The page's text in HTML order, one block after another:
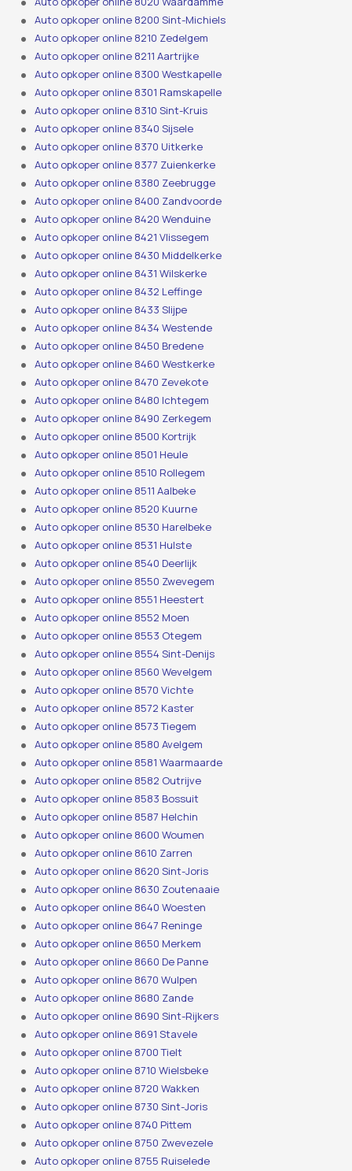
Auto opkoper online 8200 Sint-Michiels
Auto opkoper online 8210 Zedelgem
Auto opkoper online 8211 Aartrijke
Auto opkoper online 8300 Westkapelle
Auto opkoper online 8301 Ramskapelle
Auto opkoper online 8310 Sint-Kruis
Auto opkoper online 8340 Sijsele
Auto opkoper online 8370 Uitkerke
Auto opkoper online 8377 Zuienkerke
Auto opkoper online 8380 Zeebrugge
Auto opkoper online 8400 Zandvoorde
Auto opkoper online 8420 Wenduine
Auto opkoper online 8421 Vlissegem
Auto opkoper online 8430 Middelkerke
Auto opkoper online 8431 Wilskerke
Auto opkoper online 8432 Leffinge
Auto opkoper online 8433 Slijpe
Auto opkoper online 8434 Westende
Auto opkoper online 8450 Bredene
Auto opkoper online 8460 Westkerke
Auto opkoper online 8470 Zevekote
Auto opkoper online 8480 Ichtegem
Auto opkoper online 8490 Zerkegem
Auto opkoper online 8500 Kortrijk
Auto opkoper online 8501 Heule
Auto opkoper online 8510 Rollegem
Auto opkoper online 8511 Aalbeke
Auto opkoper online 8520 Kuurne
Auto opkoper online 8530 Harelbeke
Auto opkoper online 8531 Hulste
Auto opkoper online 8540 Deerlijk
Auto opkoper online 8550 Zwevegem
Auto opkoper online 8551 Heestert
Auto opkoper online 8552 Moen
Auto opkoper online 8553 Otegem
Auto opkoper online 8554 Sint-Denijs
Auto opkoper online 8560 Wevelgem
Auto opkoper online 8570 Vichte
Auto opkoper online 8572 Kaster
Auto opkoper online 8573 Tiegem
Auto opkoper online 8580 Avelgem
Auto opkoper online 8581 Waarmaarde
Auto opkoper online 8582 Outrijve
Auto opkoper online 8583 Bossuit
Auto opkoper online 8587 Helchin
Auto opkoper online 8600 Woumen
Auto opkoper online 8610 Zarren
Auto opkoper online 8620 Sint-Joris
Auto opkoper online 8630 Zoutenaaie
Auto opkoper online 8640 Woesten
Auto opkoper online 8647 Reninge
Auto opkoper online 8650 Merkem
Auto opkoper online 8660 De Panne
Auto opkoper online 8670 Wulpen
Auto opkoper online 8680 Zande
Auto opkoper online 8690 Sint-Rijkers
Auto opkoper online 8691 Stavele
Auto opkoper online 8700 Tielt
Auto opkoper online 8710 Wielsbeke
Auto opkoper online 8720 Wakken
Auto opkoper online 8730 Sint-Joris
Auto opkoper online 8740 Pittem
Auto opkoper online 8750 Zwevezele
Auto opkoper online 8755 Ruiselede